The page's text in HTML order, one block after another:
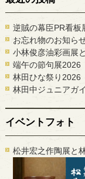
逆賊の幕臣PR看板
お忘れ物のお知ら
小林俊彦油彩画展
端午の節句展2026
林田ひな祭り2026
林田中ジュニアガ
イベントフォト
松井宏之作陶展と